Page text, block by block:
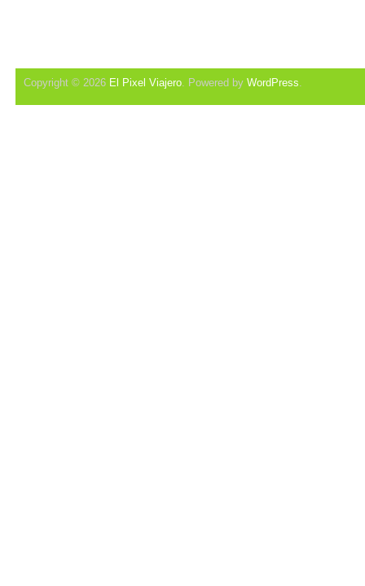
Copyright © 2026 El Pixel Viajero. Powered by WordPress.